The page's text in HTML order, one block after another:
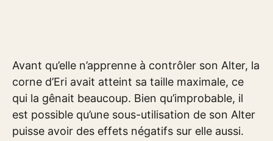
Avant qu’elle n’apprenne à contrôler son Alter, la
corne d’Eri avait atteint sa taille maximale, ce
qui la gênait beaucoup. Bien qu’improbable, il
est possible qu’une sous-utilisation de son Alter
puisse avoir des effets négatifs sur elle aussi.